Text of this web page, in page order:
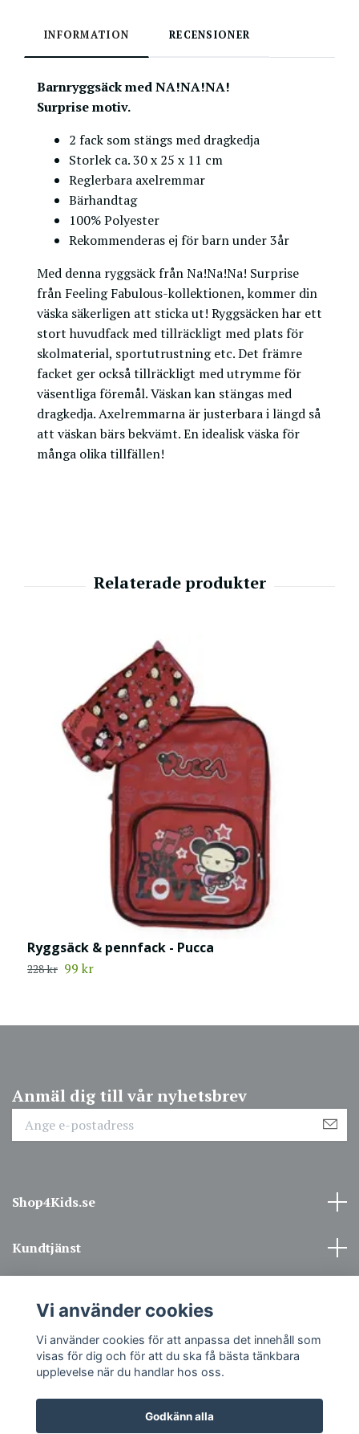
INFORMATION RECENSIONER
Barnryggsäck medNA!NA!NA!
Surprisemotiv.
2 fack som stängs med dragkedja
Storlek ca. 30 x 25 x 11 cm
Reglerbara axelremmar
Bärhandtag
100% Polyester
Rekommenderas ej för barn under 3år
Med denna ryggsäck från Na!Na!Na! Surprise
från Feeling Fabulous-kollektionen, kommer din
väska säkerligen att sticka ut! Ryggsäcken har ett
stort huvudfack med tillräckligt med plats för
skolmaterial, sportutrustning etc. Det främre
facket ger också tillräckligt med utrymme för
väsentliga föremål. Väskan kan stängas med
dragkedja. Axelremmarna är justerbara i längd så
att väskan bärs bekvämt. En idealisk väska för
många olika tillfällen!
Ryggsäck & pennfack - Pucca
228 kr 99 kr
Anmäl dig till vår nyhetsbrev
Shop4Kids.se
Kundtjänst
Sociala medier
Vi använder cookies
Vi använder cookies för att anpassa det innehåll som
visas för dig och för att du ska få bästa tänkbara
upplevelse när du handlar hos oss.
Godkänn alla